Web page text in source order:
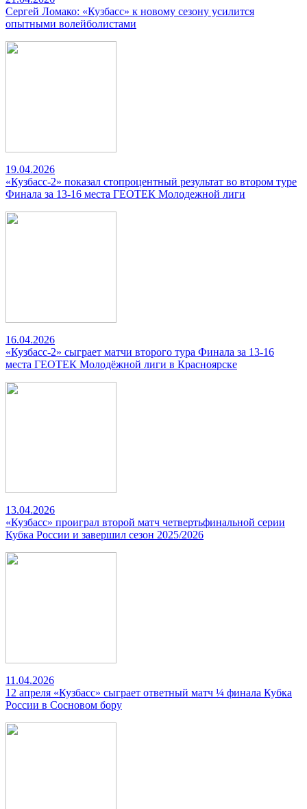
Сергей Ломако: «Кузбасс» к новому сезону усилится
опытными волейболистами
19.04.2026
«Кузбасс-2» показал стопроцентный результат во втором туре
Финала за 13-16 места ГЕОТЕК Молодежной лиги
16.04.2026
«Кузбасс-2» сыграет матчи второго тура Финала за 13-16
места ГЕОТЕК Молодёжной лиги в Красноярске
13.04.2026
«Кузбасс» проиграл второй матч четвертьфинальной серии
Кубка России и завершил сезон 2025/2026
11.04.2026
12 апреля «Кузбасс» сыграет ответный матч ¼ финала Кубка
России в Сосновом бору